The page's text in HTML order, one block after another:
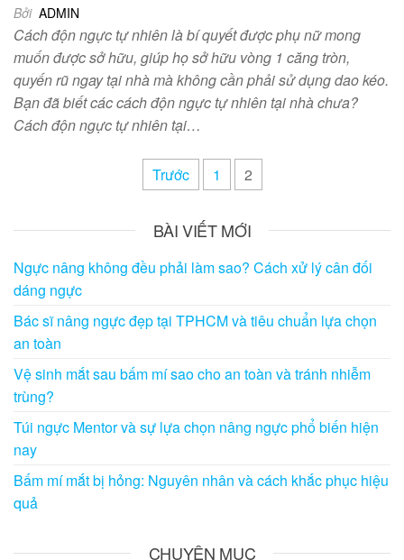
Bởi ADMIN
Cách độn ngực tự nhiên là bí quyết được phụ nữ mong
muốn được sở hữu, giúp họ sở hữu vòng 1 căng tròn,
quyến rũ ngay tại nhà mà không cần phải sử dụng dao kéo.
Bạn đã biết các cách độn ngực tự nhiên tại nhà chưa?
Cách độn ngực tự nhiên tại…
bài
viết
Trước 1 2
BÀI VIẾT MỚI
Ngực nâng không đều phải làm sao? Cách xử lý cân đối
dáng ngực
Bác sĩ nâng ngực đẹp tại TPHCM và tiêu chuẩn lựa chọn
an toàn
Vệ sinh mắt sau bấm mí sao cho an toàn và tránh nhiễm
trùng?
Túi ngực Mentor và sự lựa chọn nâng ngực phổ biến hiện
nay
Bấm mí mắt bị hỏng: Nguyên nhân và cách khắc phục hiệu
quả
CHUYÊN MỤC